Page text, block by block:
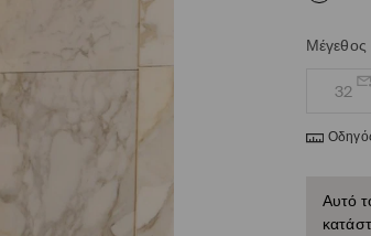
Μέγεθος
32
Αυτό